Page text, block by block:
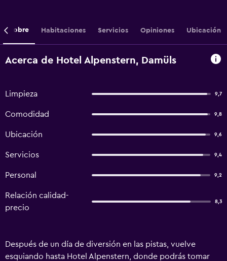
Sobre Habitaciones Servicios Opiniones Ubicación
Acerca de Hotel Alpenstern, Damüls
Limpieza 9,7
Comodidad 9,8
Ubicación 9,6
Servicios 9,4
Personal 9,2
Relación calidad-
precio
8,3
Después de un día de diversión en las pistas, vuelve
esquiando hasta Hotel Alpenstern, donde podrás tomar